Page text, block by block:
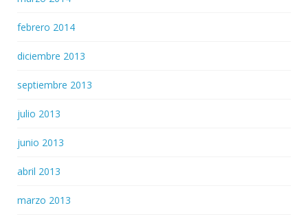
febrero 2014
diciembre 2013
septiembre 2013
julio 2013
junio 2013
abril 2013
marzo 2013